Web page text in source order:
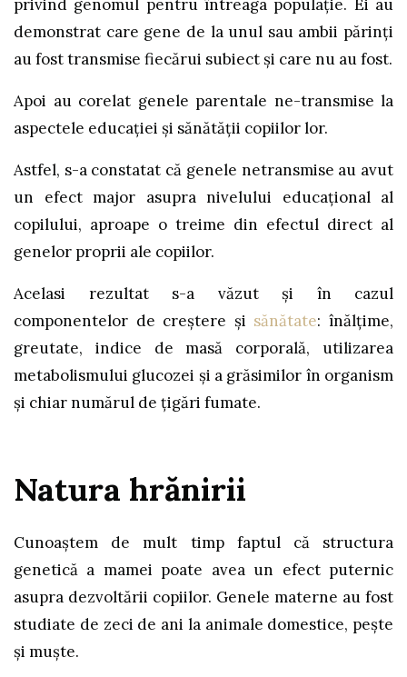
privind genomul pentru întreaga populație. Ei au
demonstrat care gene de la unul sau ambii părinţi
au fost transmise fiecărui subiect și care nu au fost.
Apoi au corelat genele parentale ne-transmise la
aspectele educației și sănătății copiilor lor.
Astfel, s-a constatat că genele netransmise au avut
un efect major asupra nivelului educațional al
copilului, aproape o treime din efectul direct al
genelor proprii ale copiilor.
Acelasi rezultat s-a văzut şi în cazul
componentelor de creștere și sănătate: înălțime,
greutate, indice de masă corporală, utilizarea
metabolismului glucozei și a grăsimilor în organism
și chiar numărul de țigări fumate.
Natura hrănirii
Cunoaștem de mult timp faptul că structura
genetică a mamei poate avea un efect puternic
asupra dezvoltării copiilor. Genele materne au fost
studiate de zeci de ani la animale domestice, pește
și muște.